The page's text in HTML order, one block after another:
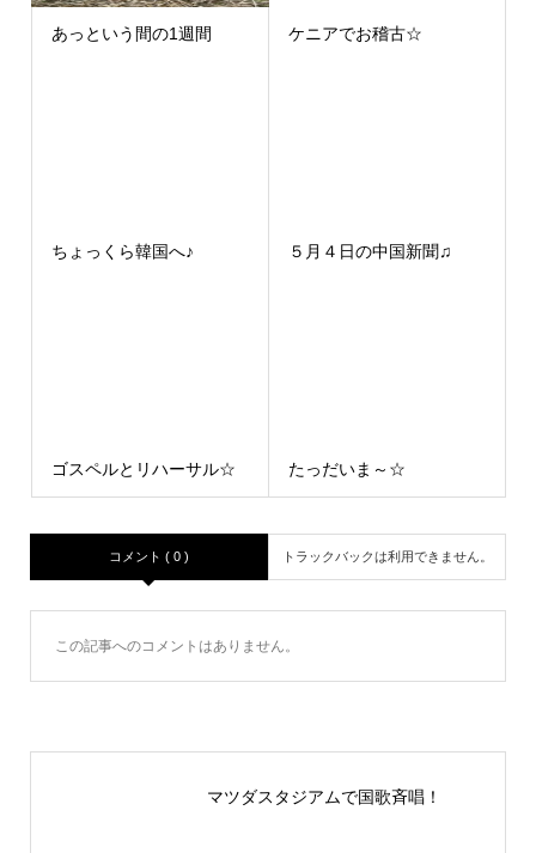
あっという間の1週間 ケニアでお稽古☆
ちょっくら韓国へ♪ ５月４日の中国新聞♫
ゴスペルとリハーサル☆ たっだいま～☆
コメント ( 0 ) トラックバックは利用できません。
この記事へのコメントはありません。
マツダスタジアムで国歌斉唱！